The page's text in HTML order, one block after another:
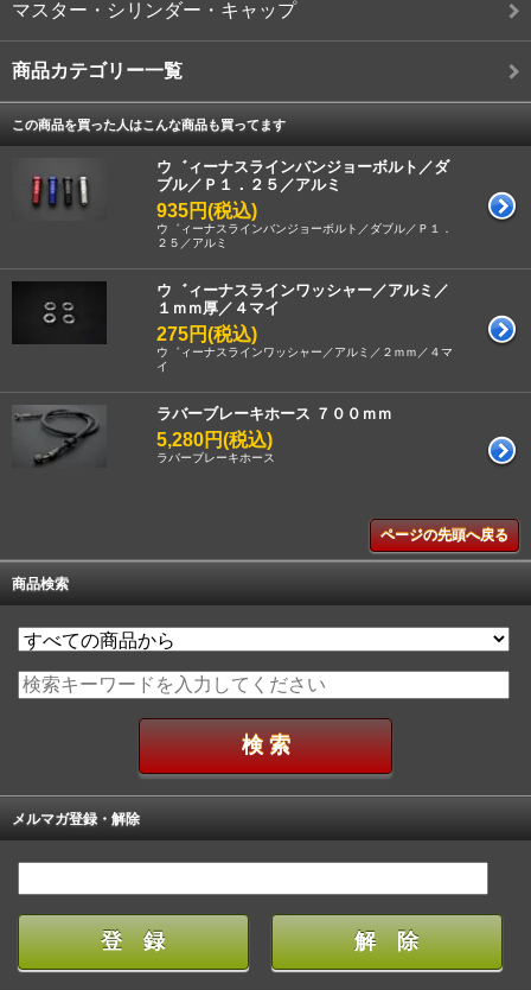
マスター・シリンダー・キャップ
商品カテゴリー一覧
この商品を買った人はこんな商品も買ってます
ウ゛ィーナスラインバンジョーボルト／ダ
ブル／Ｐ１．２５／アルミ
935円(税込)
ウ゛ィーナスラインバンジョーボルト／ダブル／Ｐ１．
２５／アルミ
ウ゛ィーナスラインワッシャー／アルミ／
１ｍｍ厚／４マイ
275円(税込)
ウ゛ィーナスラインワッシャー／アルミ／２ｍｍ／４マ
イ
ラバーブレーキホース ７００ｍｍ
5,280円(税込)
ラバーブレーキホース
ページの先頭へ戻る
商品検索
メルマガ登録・解除